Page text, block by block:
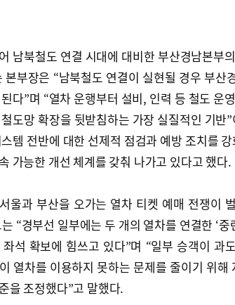
남북철도 연결 시대에 대비한 부산경남본부
본부장은 “남북철도 연결이 실현될 경우 부산
다”며 “열차 운행부터 설비, 인력 등 철도 운
도망 확장을 뒷받침하는 가장 실질적인 기반
템 전반에 대한 선제적 점검과 예방 조치를
가능한 개선 체계를 갖춰 나가고 있다고 했다.
울과 부산을 오가는 열차 티켓 예매 전쟁이
“경부선 일부에는 두 개의 열차를 연결한 ‘
석 확보에 힘쓰고 있다”며 “일부 승객이 과
열차를 이용하지 못하는 문제를 줄이기 위해
을 조정했다”고 말했다.